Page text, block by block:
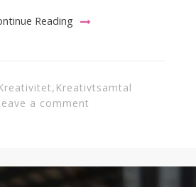
Reading
, Kreativtsamtal
a comment